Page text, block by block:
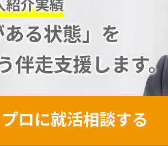
紹介実績
る状態」を
伴走支援します。
プロに就活相談する